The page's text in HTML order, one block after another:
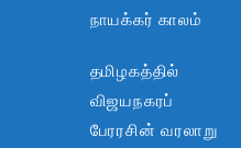
நாயக்கர் காலம்
தமிழகத்தில்
விஜயநகரப்
பேரரசின் வரலாறு